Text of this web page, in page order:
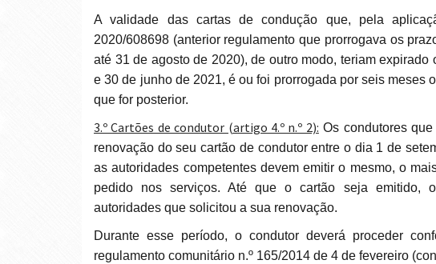
A validade das cartas de condução que, pela aplicação do artigo 3.o do Regulamento (UE)
2020/608698 (anterior regulamento que prorrogava os
até 31 de agosto de 2020), de outro modo, teriam
e 30 de junho de 2021, é ou foi prorrogada por seis meses
que for posterior.
3.º Cartões de condutor (artigo 4.º n.º 2): Os condutores
renovação do seu cartão de condutor entre o dia 1 de
as autoridades competentes devem emitir o mesmo, o
pedido nos serviços. Até que o cartão seja emitido,
autoridades que solicitou a sua renovação.
Durante esse período, o condutor deverá proceder conforme o previsto no artigo 35.º n.º 2 do
regulamento comunitário n.º 165/2014 de 4 de fevereiro